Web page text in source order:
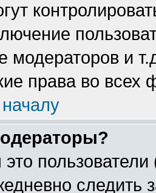
модераторов и
права во всех
следить